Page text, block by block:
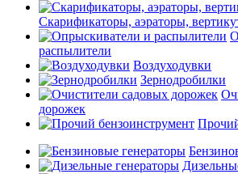
Скарификаторы, аэраторы,
распылители
Воздуходувки
Зернодробилки
дорожек